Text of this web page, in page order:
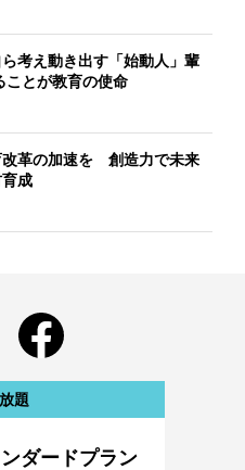
考え動き出す「始動人」輩
ことが教育の使命
改革の加速を 創造力で未来
成
題
ダードプラン